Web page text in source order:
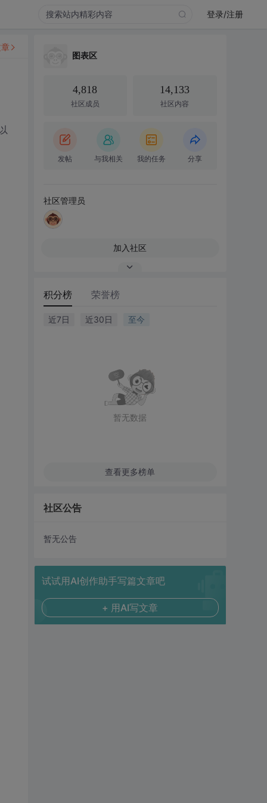
登录/注册
图表区
4,818
社区成员
14,133
社区内容
发帖 与我相关 我的任务 分享
社区管理员
加入社区
积分榜 荣誉榜
近7日 近30日 至今
暂无数据
查看更多榜单
社区公告
暂无公告
试试用AI创作助手写篇文章吧
+ 用AI写文章